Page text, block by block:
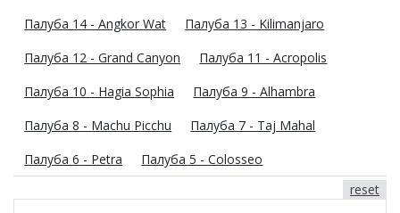
Палуба 14 - Angkor Wat
Палуба 13 - Kilimanjaro
Палуба 12 - Grand Canyon
Палуба 11 - Acropolis
Палуба 10 - Hagia Sophia
Палуба 9 - Alhambra
Палуба 8 - Machu Picchu
Палуба 7 - Taj Mahal
Палуба 6 - Petra
Палуба 5 - Colosseo
reset